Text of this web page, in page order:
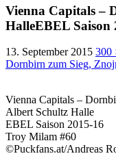
Vienna Capitals –
HalleEBEL Saison
13. September 2015 300
Dornbirn zum Sieg,
Vienna Capitals –
Albert Schultz Halle
EBEL Saison 2015-16
Troy Milam #60
©Puckfans.at/Andreas